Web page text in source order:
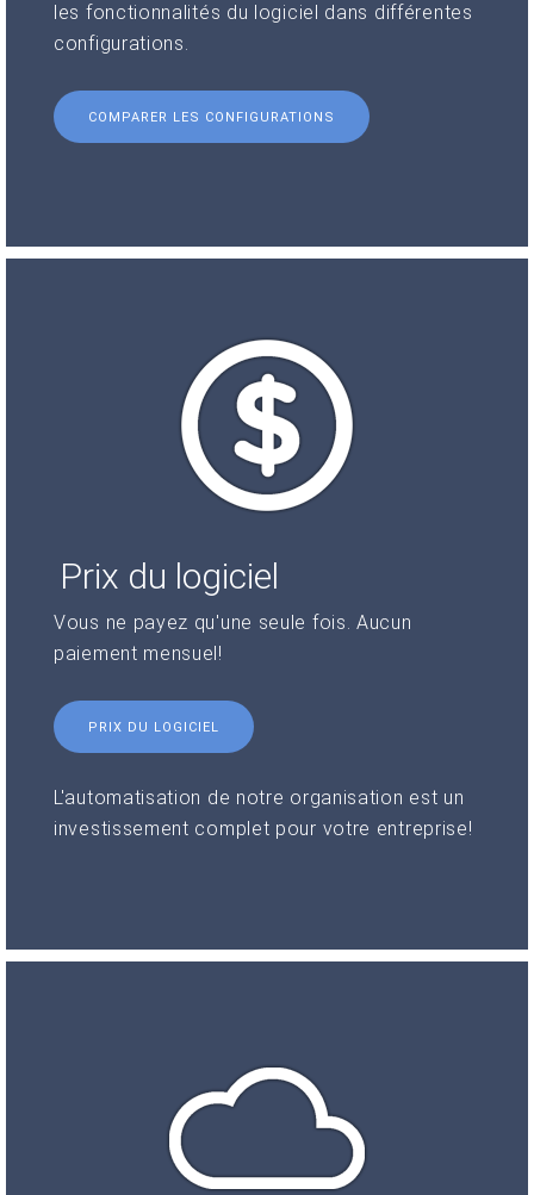
les fonctionnalités du logiciel dans différentes
configurations.
COMPARER LES CONFIGURATIONS
Prix du logiciel
Vous ne payez qu'une seule fois. Aucun
paiement mensuel!
PRIX DU LOGICIEL
L'automatisation de notre organisation est un
investissement complet pour votre entreprise!